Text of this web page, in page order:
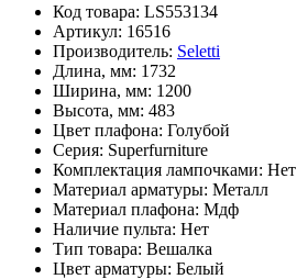
Код товара: LS553134
Артикул: 16516
Производитель: Seletti
Длина, мм: 1732
Ширина, мм: 1200
Высота, мм: 483
Цвет плафона: Голубой
Серия: Superfurniture
Комплектация лампочками: Нет
Материал арматуры: Металл
Материал плафона: Мдф
Наличие пульта: Нет
Тип товара: Вешалка
Цвет арматуры: Белый